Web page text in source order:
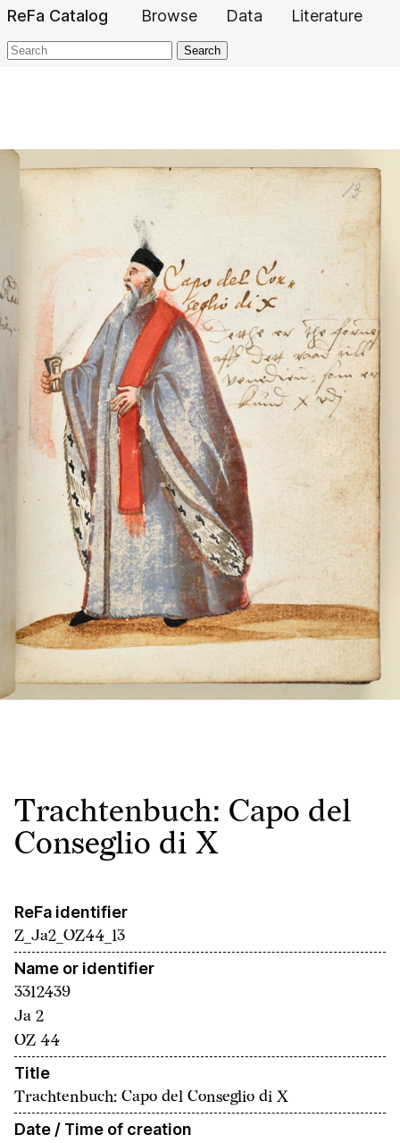
ReFa Catalog Browse Data Literature
Search
Trachtenbuch: Capo del
Conseglio di X
ReFa identifier
Z_Ja2_OZ44_13
Name or identifier
3312439
Ja 2
OZ 44
Title
Trachtenbuch: Capo del Conseglio di X
Date / Time of creation